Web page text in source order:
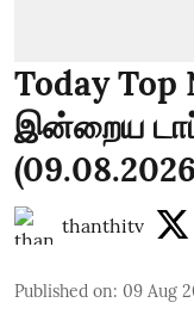
Today Top
இன்றைய
thanthitv
Published on: 09 Aug